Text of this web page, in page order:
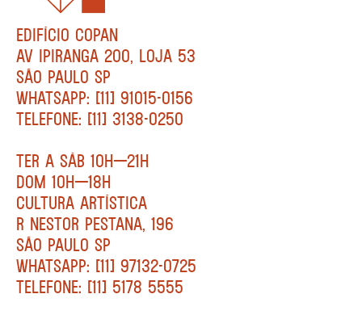
EDIFÍCIO COPAN
AV IPIRANGA 200, LOJA 53
SÃO PAULO SP
WHATSAPP: [11] 91015-0156
TELEFONE: [11] 3138-0250
TER A SÁB 10H—21H
DOM 10H—18H
CULTURA ARTÍSTICA
R NESTOR PESTANA, 196
SÃO PAULO SP
WHATSAPP: [11] 97132-0725
TELEFONE: [11] 5178 5555